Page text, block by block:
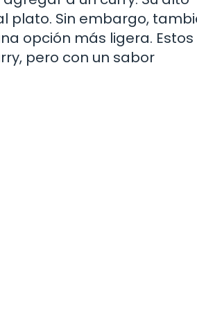
plato. Sin embargo,
opción más ligera. Estos
pero con un sabor